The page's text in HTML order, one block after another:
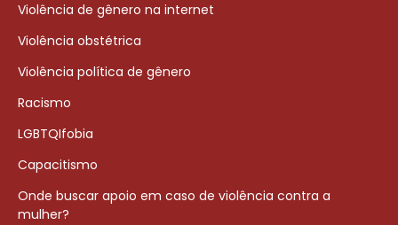
Violência de gênero na internet
Violência obstétrica
Violência política de gênero
Racismo
LGBTQIfobia
Capacitismo
Onde buscar apoio em caso de violência contra a
mulher?